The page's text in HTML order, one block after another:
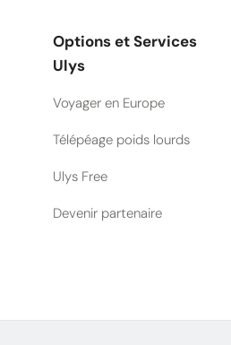
Options et Services
Ulys
Voyager en Europe
Télépéage poids lourds
Ulys Free
Devenir partenaire